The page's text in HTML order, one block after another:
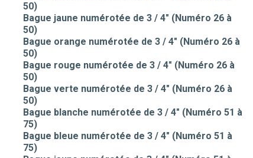
50)
Bague jaune numérotée de 3 / 4" (Numéro 26 à
50)
Bague orange numérotée de 3 / 4" (Numéro 26 à
50)
Bague rouge numérotée de 3 / 4" (Numéro 26 à
50)
Bague verte numérotée de 3 / 4" (Numéro 26 à
50)
Bague blanche numérotée de 3 / 4" (Numéro 51 à
75)
Bague bleue numérotée de 3 / 4" (Numéro 51 à
75)